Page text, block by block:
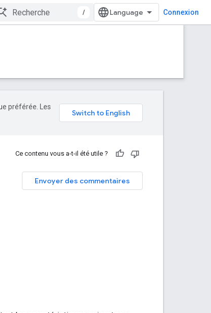
/ Connexion
préférée. Les
Ce contenu vous a-t-il été utile ?
Envoyer des commentaires